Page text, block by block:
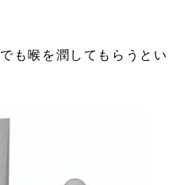
も喉を潤してもらうとい